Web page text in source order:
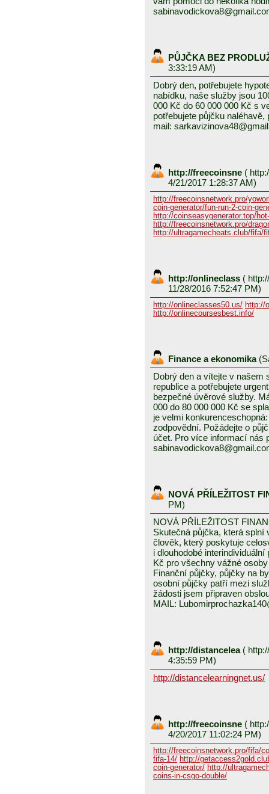
PŮJČKA BEZ
3:33:19 AM)
Dobrý den, potřebujete
nabídku, naše služby jsou
000 Kč do 60 000 000 Kč s
potřebujete půjčku
mail:
http://freecoinsne (
4/21/2017 1:28:37 AM)
http://freecoinsnetwork.pro/
coin-generator/fun-run-2-coin-
http://coinseasygenerator.top/
http://freecoinsnetwork.pro/
http://ultragamecheats.club/fifa/
http://onlineclass (
11/28/2016 7:52:47 PM)
http://onlineclasses50.us/ http://
http://onlinecoursesbest.info/
Finance a ekonomika (
Dobrý den a vítejte v našem
republice a potřebujete
bezpečné úvěrové služby.
000 do 80 000 000 Kč se
je velmi
zodpovědní. Požádejte o
účet. Pro více informací nás
NOVÁ PŘÍLEŽITOST
PM)
NOVÁ PŘÍLEŽITOST
Skutečná půjčka, která
člověk, který poskytuje
i dlouhodobé
Kč pro všechny vážné
Finanční půjčky, půjčky na
osobní půjčky patří mezi
žádosti jsem připraven
MAIL:
http://distancelea (
4:35:59 PM)
http://distancelearningnet.us/
http://freecoinsne (
4/20/2017 11:02:24 PM)
http://freecoinsnetwork.pro/fifa/
fifa-14/ http://
coin-generator/ http://
coins-in-csgo-double/